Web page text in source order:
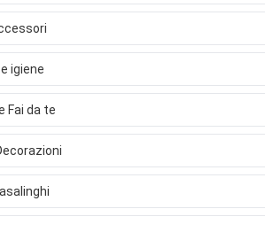
igiene
Fai da te